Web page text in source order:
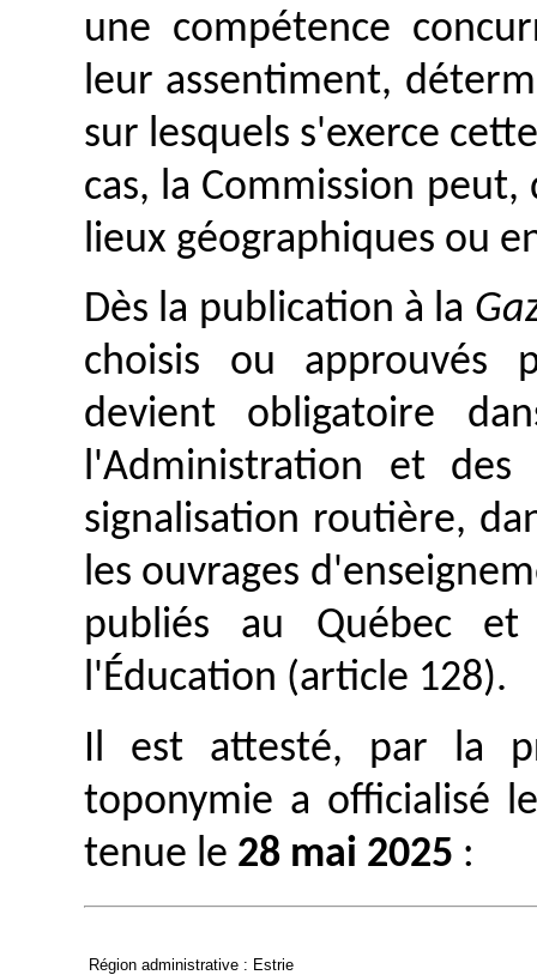
une compétence
leur assentiment,
sur lesquels s'exerce
cas, la Commission
lieux géographiques ou
Dès la publication à la
choisis ou approuvés
devient obligatoire
l'Administration et des
signalisation routière,
les ouvrages
publiés au Québec
l'Éducation (article 128).
Il est attesté, par la
toponymie a officialisé
tenue le 28 mai 2025 :
Région administrative : Estrie